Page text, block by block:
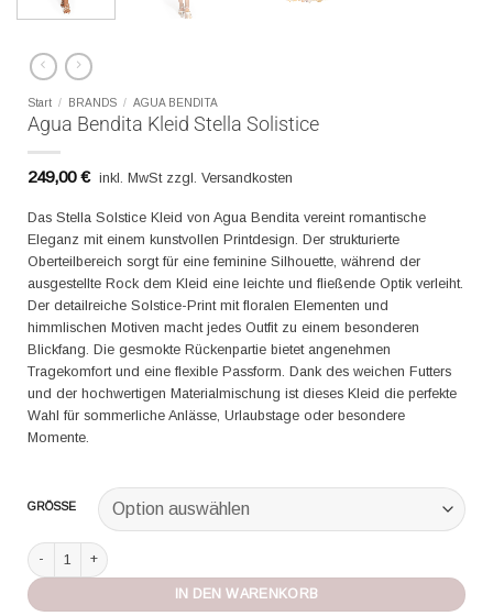
Start / BRANDS / AGUA BENDITA
Agua Bendita Kleid Stella Solistice
249,00€ inkl. MwSt zzgl. Versandkosten
Das Stella Solstice Kleid von Agua Bendita vereint romantische
Eleganz mit einem kunstvollen Printdesign. Der strukturierte
Oberteilbereich sorgt für eine feminine Silhouette, während der
ausgestellte Rock dem Kleid eine leichte und fließende Optik verleiht.
Der detailreiche Solstice-Print mit floralen Elementen und
himmlischen Motiven macht jedes Outfit zu einem besonderen
Blickfang. Die gesmokte Rückenpartie bietet angenehmen
Tragekomfort und eine flexible Passform. Dank des weichen Futters
und der hochwertigen Materialmischung ist dieses Kleid die perfekte
Wahl für sommerliche Anlässe, Urlaubstage oder besondere
Momente.
GRÖSSE
Agua Bendita Kleid Stella Solistice Menge
IN DEN WARENKORB